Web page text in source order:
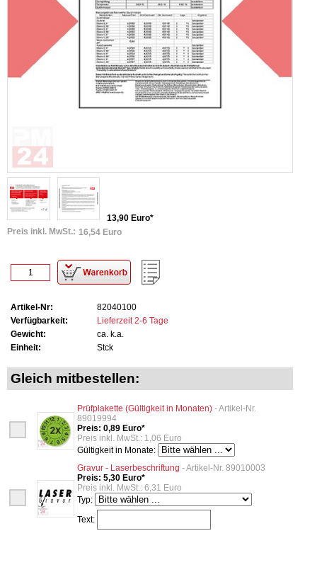
13,90 Euro*
Preis inkl. MwSt.: 16,54 Euro
Artikel-Nr:
82040100
Verfügbarkeit:
Lieferzeit 2-6 Tage
Gewicht:
ca. k.a.
Einheit:
Stck
Gleich mitbestellen:
Prüfplakette (Gültigkeit in Monaten) - Artikel-Nr.
89019994
Preis: 0,89 Euro*
Preis inkl. MwSt.: 1,06 Euro
Gültigkeit in Monate:
Gravur - Laserbeschriftung - Artikel-Nr. 89010003
Preis: 5,30 Euro*
Preis inkl. MwSt.: 6,31 Euro
Typ:
Text: